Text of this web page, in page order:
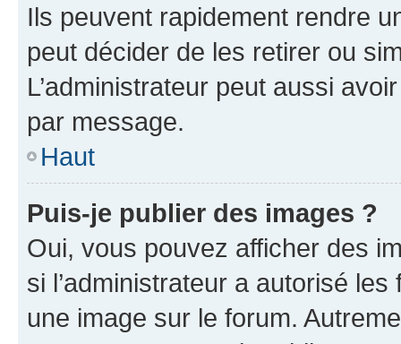
Ils peuvent rapidement rendre
peut décider de les retirer ou
L’administrateur peut aussi
par message.
Haut
Puis-je publier des images ?
Oui, vous pouvez afficher des
si l’administrateur a autorisé
une image sur le forum.